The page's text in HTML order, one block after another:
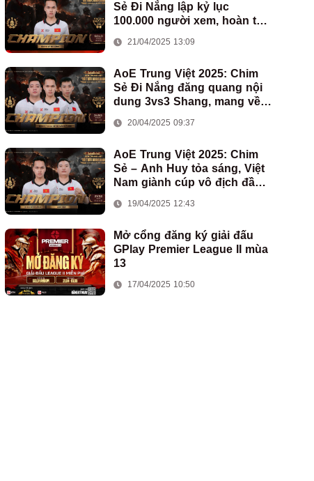
Sẻ Đi Nắng lập kỷ lục
100.000 người xem, hoàn tất
Việt Nam
21/04/2025 13:09
AoE Trung Việt 2025: Chim
Sẻ Đi Nắng đăng quang nội
dung 3vs3 Shang, mang về
đoàn AoE Việt Nam
20/04/2025 09:37
AoE Trung Việt 2025: Chim
Sẻ – Anh Huy tỏa sáng, Việt
Nam giành cúp vô địch đầu
19/04/2025 12:43
Mở cổng đăng ký giải đấu
GPlay Premier League II mùa
13
17/04/2025 10:50